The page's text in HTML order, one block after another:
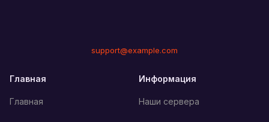
support@example.com
Главная
Главная
Информация
Наши сервера